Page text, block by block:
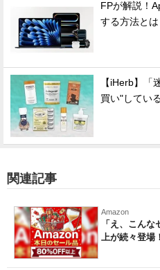
FPが解説！
する方法とは
【iHerb】「
買い"してい
関連記事
Amazon
「え、こん
上が続々登場